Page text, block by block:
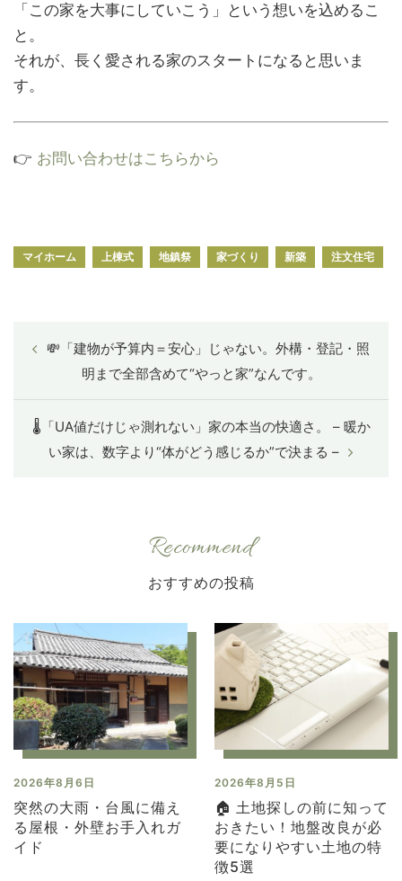
「この家を大事にしていこう」という想いを込めるこ
と。
それが、長く愛される家のスタートになると思いま
す。
👉 お問い合わせはこちらから
マイホーム 上棟式 地鎮祭 家づくり 新築 注文住宅
💸「建物が予算内＝安心」じゃない。外構・登記・照
明まで全部含めて“やっと家”なんです。
🌡「UA値だけじゃ測れない」家の本当の快適さ。 – 暖か
い家は、数字より“体がどう感じるか”で決まる –
Recommend
2026年8月6日
突然の大雨・台風に備え
る屋根・外壁お手入れガ
イド
2026年8月5日
🏠 土地探しの前に知って
おきたい！地盤改良が必
要になりやすい土地の特
徴5選